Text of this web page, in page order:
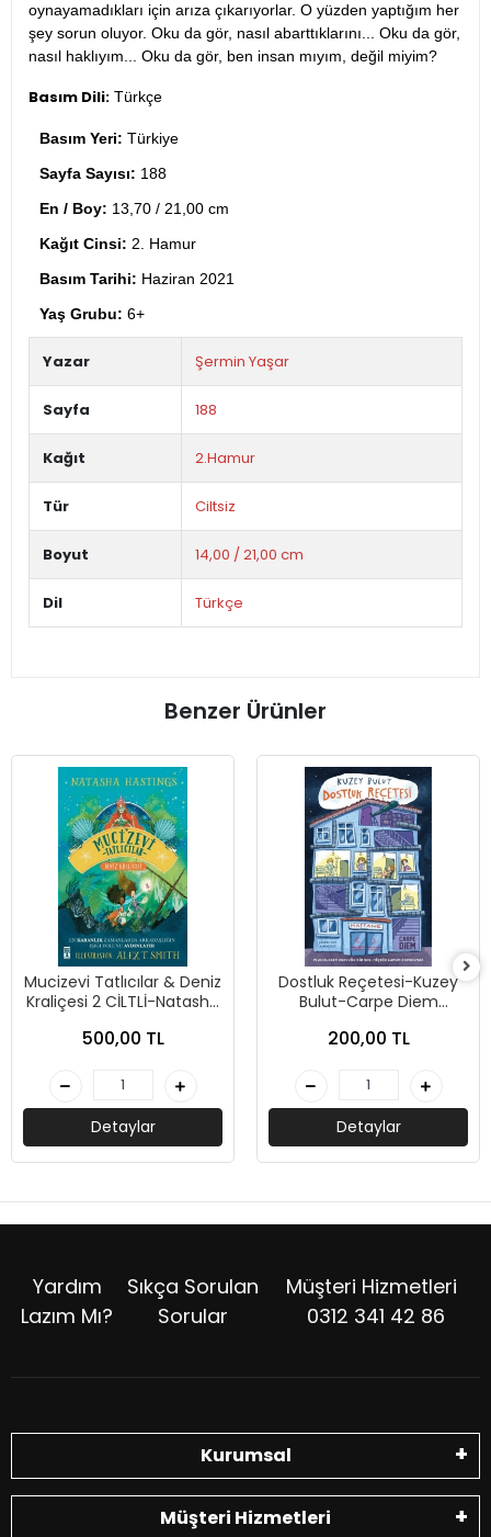
oynayamadıkları için arıza çıkarıyorlar. O yüzden yaptığım her
şey sorun oluyor. Oku da gör, nasıl abarttıklarını... Oku da gör,
nasıl haklıyım... Oku da gör, ben insan mıyım, değil miyim?
Basım Dili: Türkçe
Basım Yeri: Türkiye
Sayfa Sayısı: 188
En / Boy: 13,70 / 21,00 cm
Kağıt Cinsi: 2. Hamur
Basım Tarihi: Haziran 2021
Yaş Grubu: 6+
Yazar Şermin Yaşar
Sayfa 188
Kağıt 2.Hamur
Tür Ciltsiz
Boyut 14,00 / 21,00 cm
Dil Türkçe
Benzer Ürünler
Mucizevi Tatlıcılar & Deniz
Kraliçesi 2 CİLTLİ-Natasha
500,00 TL
Detaylar
Dostluk Reçetesi-Kuzey
Bulut-Carpe Diem
200,00 TL
Detaylar
Yardım
Lazım Mı?
Sıkça Sorulan
Sorular
Müşteri Hizmetleri
0312 341 42 86
Kurumsal
Müşteri Hizmetleri